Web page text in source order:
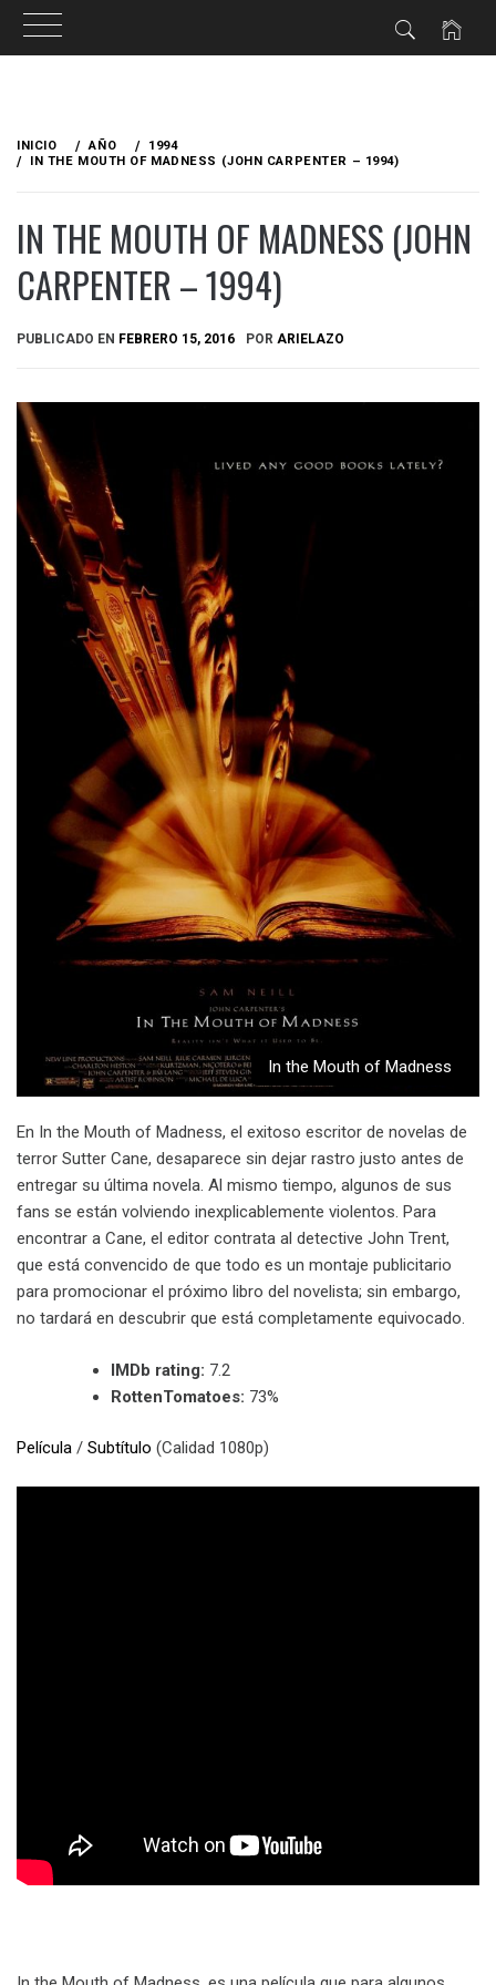
contenido
INICIO AÑO
1994
IN THE MOUTH OF MADNESS (JOHN CARPENTER – 1994)
IN THE MOUTH OF MADNESS (JOHN
CARPENTER – 1994)
PUBLICADO EN FEBRERO 15, 2016 POR ARIELAZO
In the Mouth of Madness
En In the Mouth of Madness, el exitoso escritor de novelas de
terror Sutter Cane, desaparece sin dejar rastro justo antes de
entregar su última novela. Al mismo tiempo, algunos de sus
fans se están volviendo inexplicablemente violentos. Para
encontrar a Cane, el editor contrata al detective John Trent,
que está convencido de que todo es un montaje publicitario
para promocionar el próximo libro del novelista; sin embargo,
no tardará en descubrir que está completamente equivocado.
IMDb rating: 7.2
RottenTomatoes: 73%
Película / Subtítulo (Calidad 1080p)